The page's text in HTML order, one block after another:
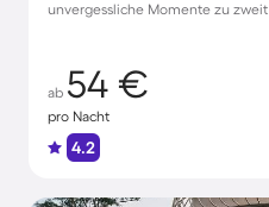
unvergessliche Momente zu zweit
ab 54 €
pro Nacht
4.2